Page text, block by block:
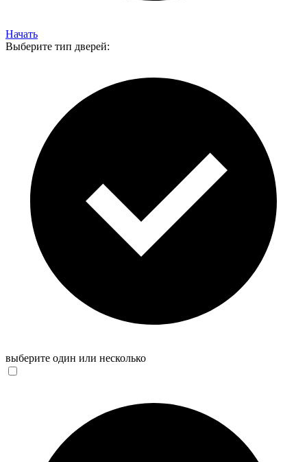
Начать
Выберите тип дверей:
выберите один или несколько